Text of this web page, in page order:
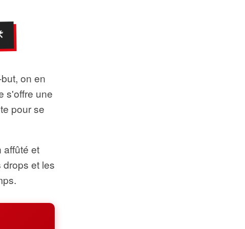
on en
s'offre une
pour se
affûté et
et les